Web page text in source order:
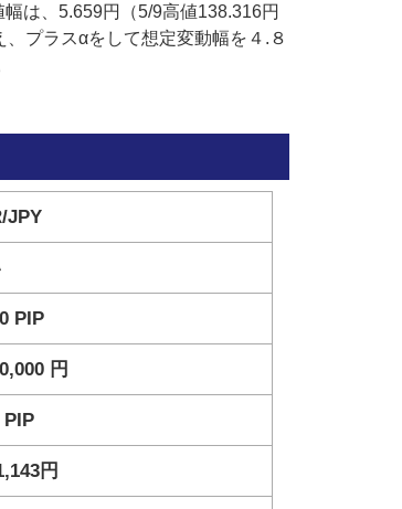
は、5.659円（5/9高値138.316円
プラスαをして想定変動幅を４.８
JPY
PIP
円
PIP
円